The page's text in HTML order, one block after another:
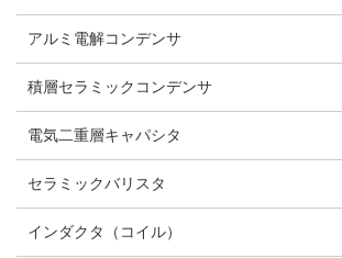
アルミ電解コンデンサ
積層セラミックコンデンサ
電気二重層キャパシタ
セラミックバリスタ
インダクタ（コイル）